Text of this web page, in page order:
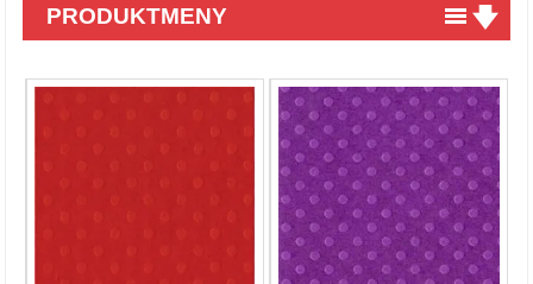
PRODUKTMENY